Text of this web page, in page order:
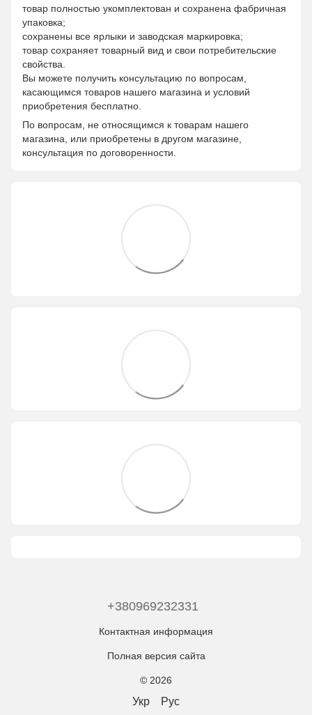
товар полностью укомплектован и сохранена фабричная
упаковка;
сохранены все ярлыки и заводская маркировка;
товар сохраняет товарный вид и свои потребительские
свойства.
Вы можете получить консультацию по вопросам,
касающимся товаров нашего магазина и условий
приобретения бесплатно.
По вопросам, не относящимся к товарам нашего
магазина, или приобретены в другом магазине,
консультация по договоренности.
+380969232331
Контактная информация
Полная версия сайта
© 2026
Укр Рус